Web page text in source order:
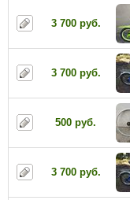
3 700 руб.
3 700 руб.
500 руб.
3 700 руб.